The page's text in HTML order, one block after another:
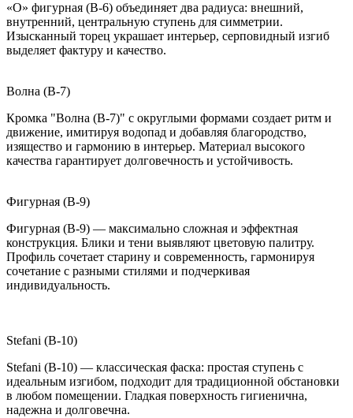
«О» фигурная (B-6) объединяет два радиуса: внешний,
внутренний, центральную ступень для симметрии.
Изысканный торец украшает интерьер, серповидный изгиб
выделяет фактуру и качество.
Волна (B-7)
Кромка "Волна (B-7)" с округлыми формами создает ритм и
движение, имитируя водопад и добавляя благородство,
изящество и гармонию в интерьер. Материал высокого
качества гарантирует долговечность и устойчивость.
Фигурная (B-9)
Фигурная (B-9) — максимально сложная и эффектная
конструкция. Блики и тени выявляют цветовую палитру.
Профиль сочетает старину и современность, гармонируя
сочетание с разными стилями и подчеркивая
индивидуальность.
Stefani (B-10)
Stefani (B-10) — классическая фаска: простая ступень с
идеальным изгибом, подходит для традиционной обстановки
в любом помещении. Гладкая поверхность гигиенична,
надежна и долговечна.